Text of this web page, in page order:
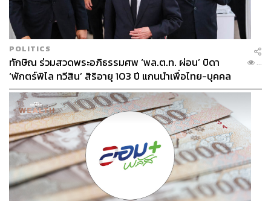
POLITICS
ทักษิณ ร่วมสวดพระอภิธรรมศพ ‘พล.ต.ท. ผ่อน’ บิดา
‘พักตร์พิไล ทวีสิน’ สิริอายุ 103 ปี แกนนำเพื่อไทย-บุคคล
หลากวงการร่วมอาลัย
...